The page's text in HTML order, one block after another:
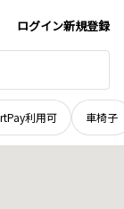
ログイン新規登録
利用可 車椅子